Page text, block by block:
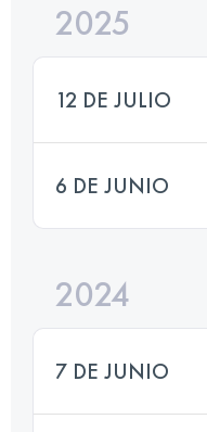
2025
12 DE JULIO
6 DE JUNIO
2024
7 DE JUNIO